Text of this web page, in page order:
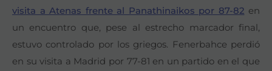
visita a Atenas frente al Panathinaikos por 87-82 en
un encuentro que, pese al estrecho marcador final,
estuvo controlado por los griegos. Fenerbahce perdió
en su visita a Madrid por 77-81 en un partido en el que